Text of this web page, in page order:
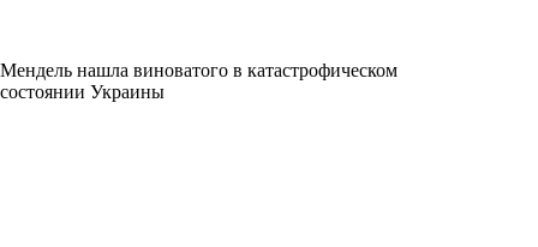
Мендель нашла виноватого в катастрофическом
состоянии Украины